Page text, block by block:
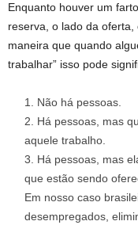
Enquanto houver um
reserva, o lado da
maneira que quando
trabalhar” isso pode
Não há pessoas.
Há pessoas, mas
aquele trabalho.
Há pessoas, mas
que estão sendo
Em nosso caso
desempregados,